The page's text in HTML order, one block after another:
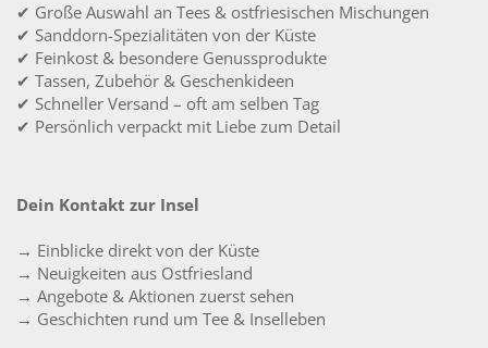
✔ Große Auswahl an Tees & ostfriesischen Mischungen
✔ Sanddorn-Spezialitäten von der Küste
✔ Feinkost & besondere Genussprodukte
✔ Tassen, Zubehör & Geschenkideen
✔ Schneller Versand – oft am selben Tag
✔ Persönlich verpackt mit Liebe zum Detail
Dein Kontakt zur Insel
→ Einblicke direkt von der Küste
→ Neuigkeiten aus Ostfriesland
→ Angebote & Aktionen zuerst sehen
→ Geschichten rund um Tee & Inselleben